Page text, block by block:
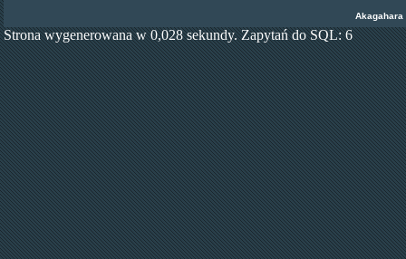
Akagahara
Strona wygenerowana w 0,028 sekundy. Zapytań do SQL: 6